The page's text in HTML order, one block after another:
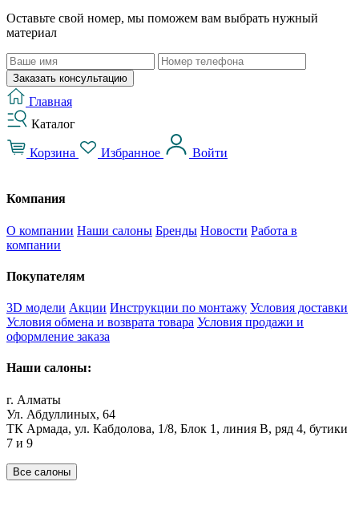
Оставьте свой номер, мы поможем вам выбрать нужный
материал
Заказать консультацию
Главная
Каталог
Корзина Избранное Войти
Компания
О компании Наши салоны Бренды Новости Работа в
компании
Покупателям
3D модели Акции Инструкции по монтажу Условия доставки
Условия обмена и возврата товара Условия продажи и
оформление заказа
Наши салоны:
г. Алматы
Ул. Абдуллиных, 64
ТК Армада, ул. Кабдолова, 1/8, Блок 1, линия В, ряд 4, бутики
7 и 9
Все салоны